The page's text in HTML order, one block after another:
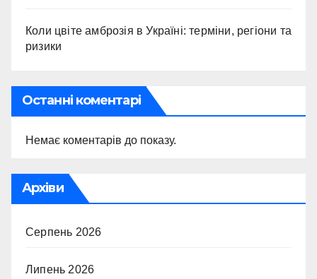
Коли цвіте амброзія в Україні: терміни, регіони та
ризики
Останні коментарі
Немає коментарів до показу.
Архіви
Серпень 2026
Липень 2026